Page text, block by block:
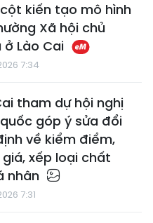
kiến tạo mô hình
Xã hội chủ
ở Lào Cai
7:34
tham dự hội nghị
góp ý sửa đổi
về kiểm điểm,
xếp loại chất
nhân
7:31